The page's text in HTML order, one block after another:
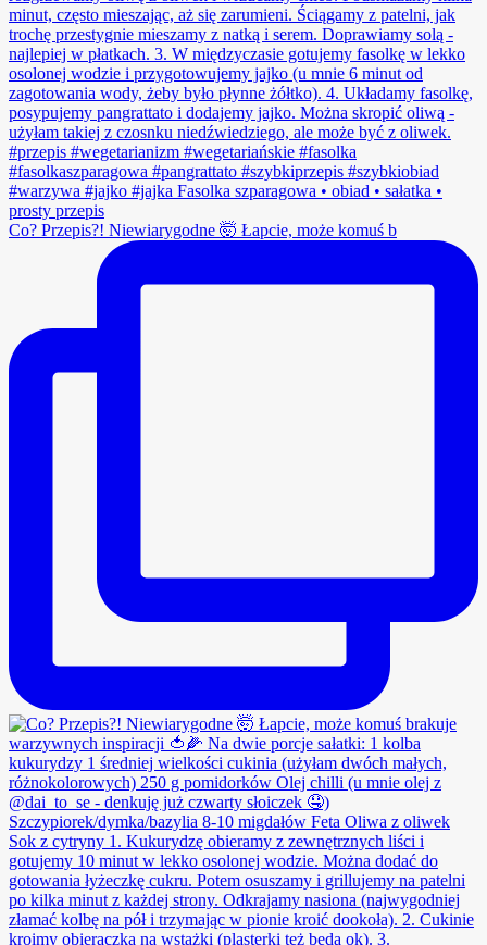
Co? Przepis?! Niewiarygodne 🤯 Łapcie, może komuś b